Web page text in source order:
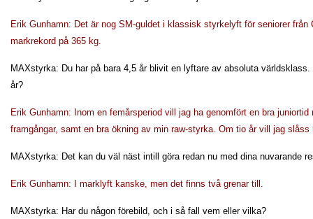
Erik Gunhamn: Det är nog SM-guldet i klassisk styrkelyft för seniorer
markrekord på 365 kg.
MAXstyrka: Du har på bara 4,5 år blivit en lyftare av absoluta
år?
Erik Gunhamn: Inom en femårsperiod vill jag ha genomfört en bra juniortid
framgångar, samt en bra ökning av min raw-styrka. Om tio år vill jag slåss
MAXstyrka: Det kan du väl näst intill göra redan nu med dina nuvarande
Erik Gunhamn: I marklyft kanske, men det finns två grenar till.
MAXstyrka: Har du någon förebild, och i så fall vem eller vilka?